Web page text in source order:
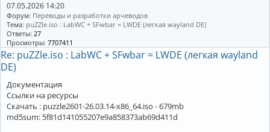
07.05.2026 14:20
Форум: Переводы и разработки арчеводов
Тема: puZZle.iso : LabWC + SFwbar = LWDE (легкая wayland DE)
Ответы: 27
Просмотры: 7707411
Re: puZZle.iso : LabWC + SFwbar = LWDE (легкая wayland
DE)
Документация
Ссылки на ресурсы
Скачать : puzzle2601-26.03.14-x86_64.iso - 679mb
md5sum: 5f81d141055207e9a858373ab69d411d